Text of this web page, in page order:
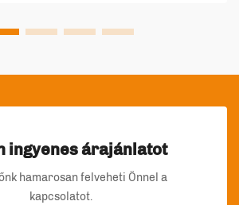
ingyenes árajánlatot
hamarosan felveheti Önnel a
kapcsolatot.